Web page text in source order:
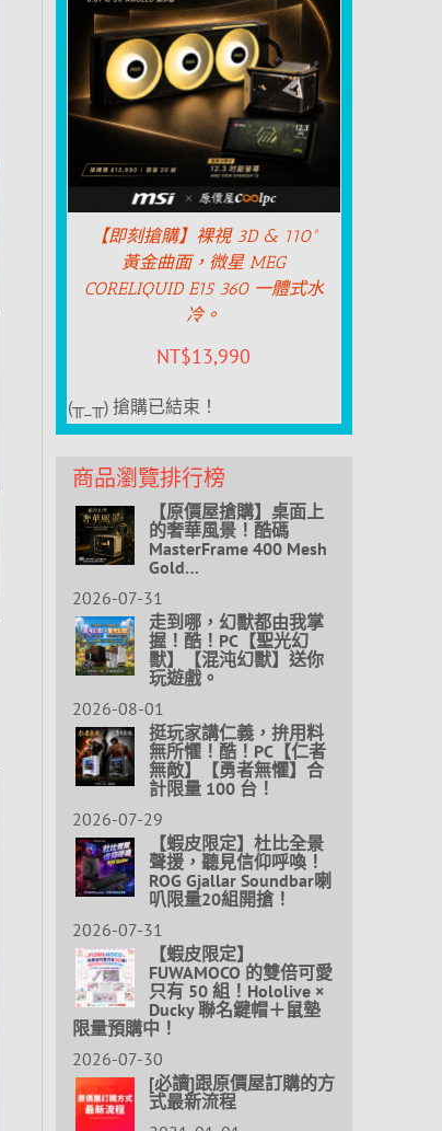
【即刻搶購】裸視 3D & 110°
黃金曲面，微星 MEG
CORELIQUID E15 360 一體式水
冷。
NT$13,990
(╥_╥) 搶購已結束！
商品瀏覽排行榜
【原價屋搶購】桌面上
的奢華風景！酷碼
MasterFrame 400 Mesh
Gold…
2026-07-31
走到哪，幻獸都由我掌
握！酷！PC【聖光幻
獸】【混沌幻獸】送你
玩遊戲。
2026-08-01
挺玩家講仁義，拚用料
無所懼！酷！PC【仁者
無敵】【勇者無懼】合
計限量 100 台！
2026-07-29
【蝦皮限定】杜比全景
聲援，聽見信仰呼喚！
ROG Gjallar Soundbar喇
叭限量20組開搶！
2026-07-31
【蝦皮限定】
FUWAMOCO 的雙倍可愛
只有 50 組！Hololive ×
Ducky 聯名鍵帽＋鼠墊
限量預購中！
2026-07-30
[必讀]跟原價屋訂購的方
式最新流程